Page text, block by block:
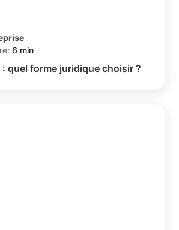
6 min
: quel forme juridique choisir ?